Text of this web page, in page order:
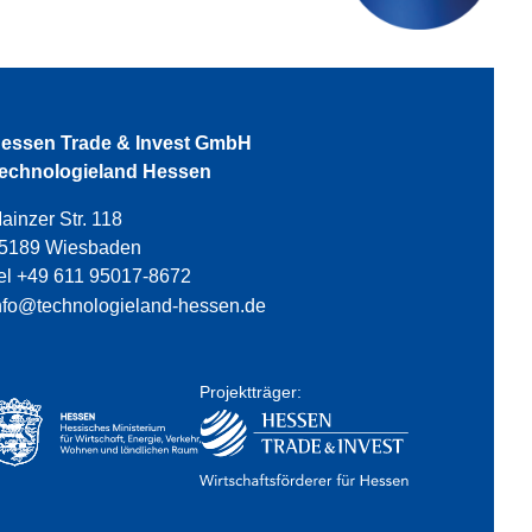
Trade & Invest GmbH
Hessen
Str. 118
Wiesbaden
+49 611 95017-8672
hessen.de
Projektträger: